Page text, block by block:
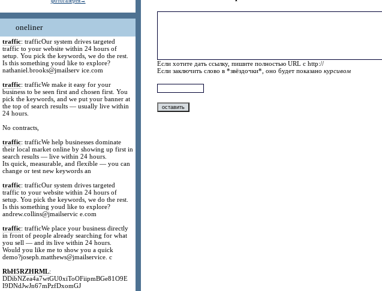
oneliner
traffic: trafficOur system drives targeted
traffic to your website within 24 hours of
setup. You pick the keywords, we do the rest.
Is this something youd like to explore?
nathaniel.brooks@jmailserv ice.com
traffic: trafficWe make it easy for your
business to be seen first and chosen first. You
pick the keywords, and we put your banner at
the top of search results — usually live within
24 hours.
No contracts,
traffic: trafficWe help businesses dominate
their local market online by showing up first in
search results — live within 24 hours.
Its quick, measurable, and flexible — you can
change or test new keywords an
traffic: trafficOur system drives targeted
traffic to your website within 24 hours of
setup. You pick the keywords, we do the rest.
Is this something youd like to explore?
andrew.collins@jmailservic e.com
traffic: trafficWe place your business directly
in front of people already searching for what
you sell — and its live within 24 hours.
Would you like me to show you a quick
demo?joseph.matthews@jmailservice. c
RbH5RZHRML:
DDibNZea4a7wtGU0xiToOFiipmBGe81O9E
I9DNdJwJn67mPzfDxomGJ
Если хотите дать ссылку, пишите полностью URL с http://
Если заключить слово в *звёздочки*, оно будет показанокурсивом